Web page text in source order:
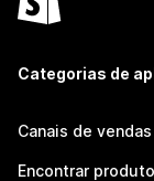
Categorias de
Canais de vendas
Encontrar